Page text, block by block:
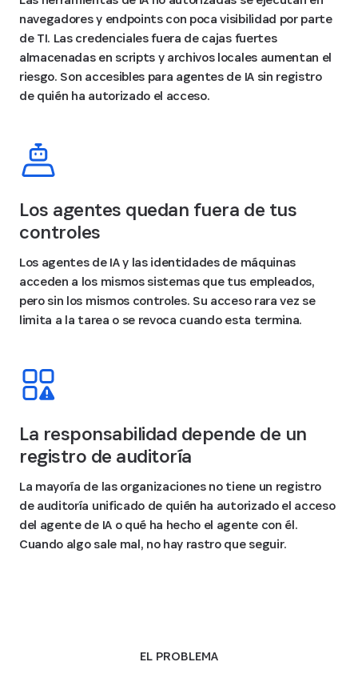
navegadores y endpoints con poca visibilidad por parte
de TI. Las credenciales fuera de cajas fuertes
almacenadas en scripts y archivos locales aumentan el
riesgo. Son accesibles para agentes de IA sin registro
de quién ha autorizado el acceso.
Los agentes quedan fuera de tus
controles
Los agentes de IA y las identidades de máquinas
acceden a los mismos sistemas que tus empleados,
pero sin los mismos controles. Su acceso rara vez se
limita a la tarea o se revoca cuando esta termina.
La responsabilidad depende de un
registro de auditoría
La mayoría de las organizaciones no tiene un registro
de auditoría unificado de quién ha autorizado el acceso
del agente de IA o qué ha hecho el agente con él.
Cuando algo sale mal, no hay rastro que seguir.
EL PROBLEMA